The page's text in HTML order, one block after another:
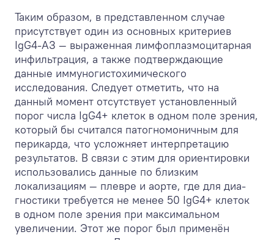
Таким образом, в представленном случае
присутствует один из основных критериев
IgG4-АЗ — выраженная лимфоплазмоцитарная
инфильтрация, а также подтверждающие
данные иммуногистохимического
исследования. Следует отметить, что на
данный момент отсутствует установленный
порог числа IgG4+ клеток в одном поле зрения,
который бы считался патогномоничным для
перикарда, что усложняет интерпретацию
результатов. В связи с этим для ориентировки
использовались данные по близким
локализациям — плевре и аорте, где для диа-
гностики требуется не менее 50 IgG4+ клеток
в одном поле зрения при максимальном
увеличении. Этот же порог был применён